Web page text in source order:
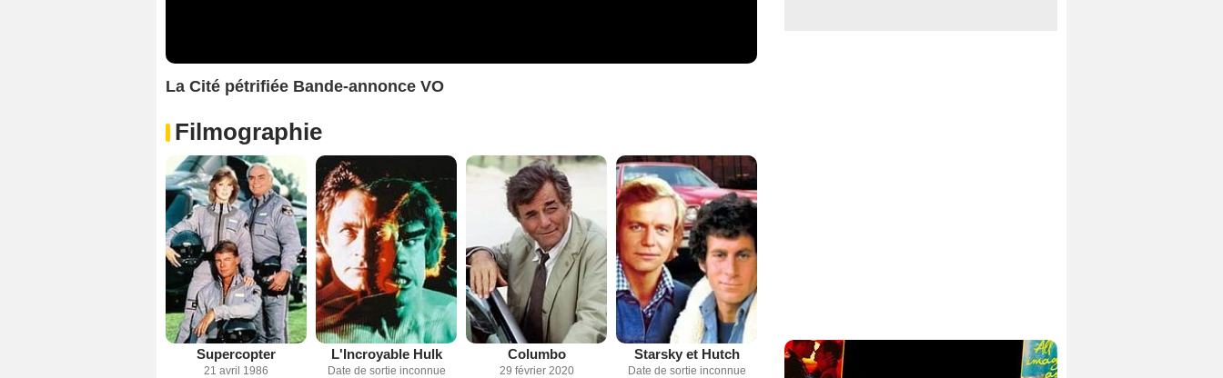
La Cité pétrifiée Bande-annonce VO
Filmographie
Supercopter
21 avril 1986
L'Incroyable Hulk
Date de sortie inconnue
Columbo
29 février 2020
Starsky et Hutch
Date de sortie inconnue